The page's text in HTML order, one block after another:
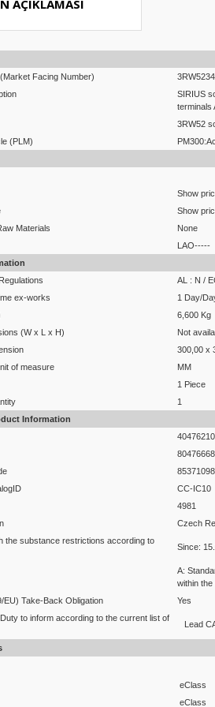
AÇIKLAMASI
Facing Number)
SIRIUS
terminals
3RW52
(PLM)
Show
Show
Materials
None
LAO-----
AL : N /
ex-works
1 Day/
6,600 Kg
(W x L x H)
Not
300,00 x
of measure
MM
1 Piece
1
Information
85371098
CC-IC10
4981
Czech
the substance restrictions according to
Since:
A:
within the
EU) Take-Back Obligation
Yes
to inform according to the current list of
Lead
eClass
eClass